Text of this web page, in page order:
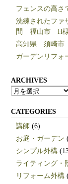
フェンスの高さ
洗練されたファ
間 福山市 H
高知県 須崎市
ガーデンリフ
ARCHIVES
ARCHIVES
CATEGORIES
講師 (6)
お庭・ガーデン
シンプル外構
ライティング・
リフォーム外構